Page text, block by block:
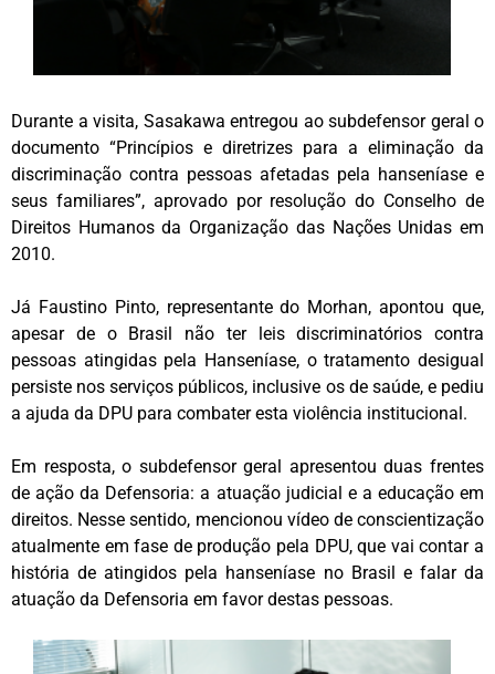
Durante a visita, Sasakawa entregou ao subdefensor geral o
documento “Princípios e diretrizes para a eliminação da
discriminação contra pessoas afetadas pela hanseníase e
seus familiares”, aprovado por resolução do Conselho de
Direitos Humanos da Organização das Nações Unidas em
2010.
Já Faustino Pinto, representante do Morhan, apontou que,
apesar de o Brasil não ter leis discriminatórios contra
pessoas atingidas pela Hanseníase, o tratamento desigual
persiste nos serviços públicos, inclusive os de saúde, e pediu
a ajuda da DPU para combater esta violência institucional.
Em resposta, o subdefensor geral apresentou duas frentes
de ação da Defensoria: a atuação judicial e a educação em
direitos. Nesse sentido, mencionou vídeo de conscientização
atualmente em fase de produção pela DPU, que vai contar a
história de atingidos pela hanseníase no Brasil e falar da
atuação da Defensoria em favor destas pessoas.